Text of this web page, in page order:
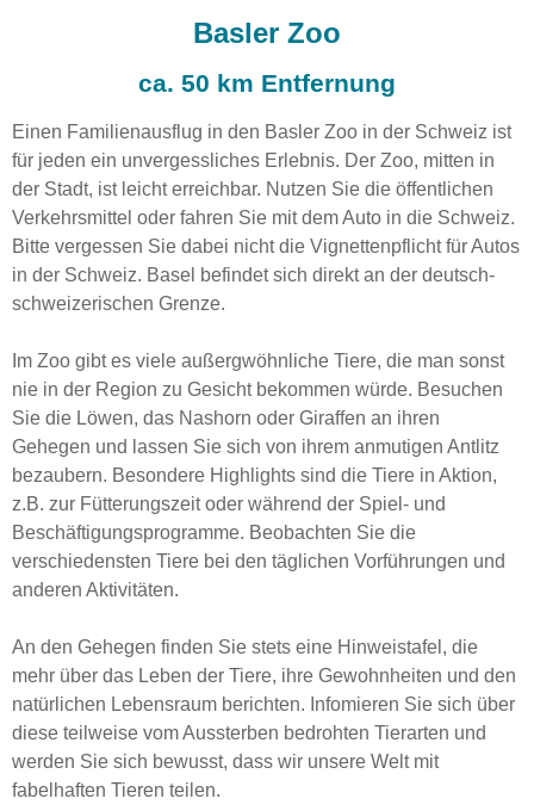
Basler Zoo
ca. 50 km Entfernung
Einen Familienausflug in den Basler Zoo in der Schweiz ist
für jeden ein unvergessliches Erlebnis. Der Zoo, mitten in
der Stadt, ist leicht erreichbar. Nutzen Sie die öffentlichen
Verkehrsmittel oder fahren Sie mit dem Auto in die Schweiz.
Bitte vergessen Sie dabei nicht die Vignettenpflicht für Autos
in der Schweiz. Basel befindet sich direkt an der deutsch-
schweizerischen Grenze.
Im Zoo gibt es viele außergwöhnliche Tiere, die man sonst
nie in der Region zu Gesicht bekommen würde. Besuchen
Sie die Löwen, das Nashorn oder Giraffen an ihren
Gehegen und lassen Sie sich von ihrem anmutigen Antlitz
bezaubern. Besondere Highlights sind die Tiere in Aktion,
z.B. zur Fütterungszeit oder während der Spiel- und
Beschäftigungsprogramme. Beobachten Sie die
verschiedensten Tiere bei den täglichen Vorführungen und
anderen Aktivitäten.
An den Gehegen finden Sie stets eine Hinweistafel, die
mehr über das Leben der Tiere, ihre Gewohnheiten und den
natürlichen Lebensraum berichten. Infomieren Sie sich über
diese teilweise vom Aussterben bedrohten Tierarten und
werden Sie sich bewusst, dass wir unsere Welt mit
fabelhaften Tieren teilen.